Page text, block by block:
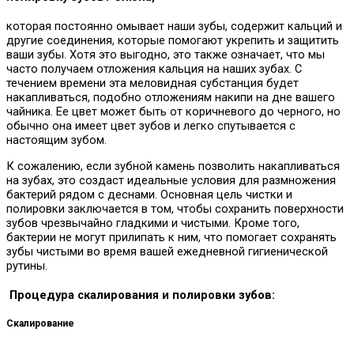
которая постоянно омывает наши зубы, содержит кальций и
другие соединения, которые помогают укрепить и защитить
ваши зубы. Хотя это выгодно, это также означает, что мы
часто получаем отложения кальция на наших зубах. С
течением времени эта меловидная субстанция будет
накапливаться, подобно отложениям накипи на дне вашего
чайника. Ее цвет может быть от коричневого до черного, но
обычно она имеет цвет зубов и легко спутывается с
настоящим зубом.
К сожалению, если зубной камень позволить накапливаться
на зубах, это создаст идеальные условия для размножения
бактерий рядом с деснами. Основная цель чистки и
полировки заключается в том, чтобы сохранить поверхности
зубов чрезвычайно гладкими и чистыми. Кроме того,
бактерии не могут прилипать к ним, что помогает сохранять
зубы чистыми во время вашей ежедневной гигиенической
рутины.
Процедура скалирования и полировки зубов:
Скалирование